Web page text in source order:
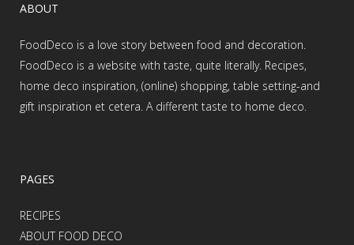
ABOUT
FoodDeco is a love story between food and decoration.
FoodDeco is a website with taste, quite literally. Recipes,
home deco inspiration, (online) shopping, table setting-and
gift inspiration et cetera. A different taste to home deco.
PAGES
RECIPES
ABOUT FOOD DECO